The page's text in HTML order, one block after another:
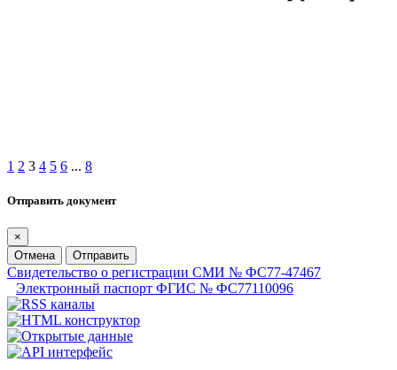
1 2 3 4 5 6 ... 8
Отправить документ
×
Отмена
Отправить
Свидетельство о регистрации СМИ № ФС77-47467
Электронный паспорт ФГИС № ФС77110096